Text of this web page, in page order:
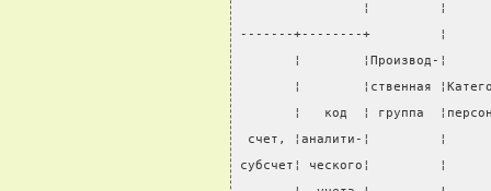
¦         ¦
-------+--------+         ¦
¦        ¦Производ-¦
¦        ¦ственная
¦   код  ¦ группа
счет, ¦аналити-¦
субсчет¦ ческого¦